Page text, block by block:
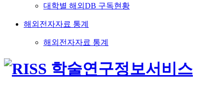
대학별 해외DB 구독현황
해외전자자료 통계
해외전자자료 통계